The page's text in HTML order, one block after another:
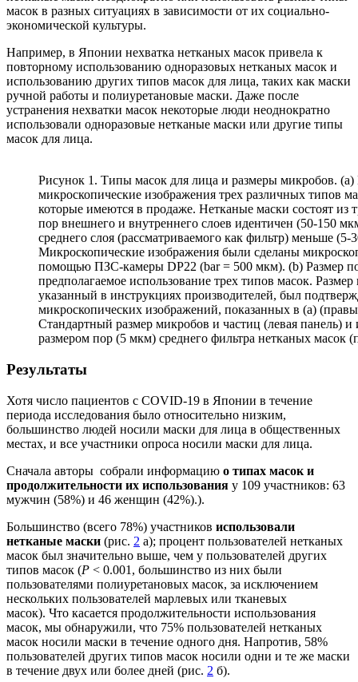
масок в разных ситуациях в зависимости от их социально-
экономической культуры.
Например, в Японии нехватка нетканых масок привела к
повторному использованию одноразовых нетканых масок и
использованию других типов масок для лица, таких как маски
ручной работы и полиуретановые маски. Даже после
устранения нехватки масок некоторые люди неоднократно
использовали одноразовые нетканые маски или другие типы
масок для лица.
Рисунок 1. Типы масок для лица и размеры микробов.
микроскопические изображения трех различных типов
которые имеются в продаже. Нетканые маски состоят из
пор внешнего и внутреннего слоев идентичен (50-150
среднего слоя (рассматриваемого как фильтр) меньше (5-
Микроскопические изображения были сделаны
помощью ПЗС-камеры DP22 (bar = 500 мкм). (b) Размер
предполагаемое использование трех типов масок.
указанный в инструкциях производителей, был
микроскопических изображений, показанных в (а)
Стандартный размер микробов и частиц (левая панель) и
размером пор (5 мкм) среднего фильтра нетканых масок
Результаты
Хотя число пациентов с COVID-19 в Японии в течение
периода исследования было относительно низким,
большинство людей носили маски для лица в общественных
местах, и все участники опроса носили маски для лица.
Сначала авторы собрали информацию о типах масок и
продолжительности их использования у 109 участников: 63
мужчин (58%) и 46 женщин (42%).).
Большинство (всего 78%) участников использовали
нетканые маски (рис. 2 а); процент пользователей нетканых
масок был значительно выше, чем у пользователей других
типов масок (P < 0.001, большинство из них были
пользователями полиуретановых масок, за исключением
нескольких пользователей марлевых или тканевых
масок). Что касается продолжительности использования
масок, мы обнаружили, что 75% пользователей нетканых
масок носили маски в течение одного дня. Напротив, 58%
пользователей других типов масок носили одни и те же маски
в течение двух или более дней (рис. 2 б).